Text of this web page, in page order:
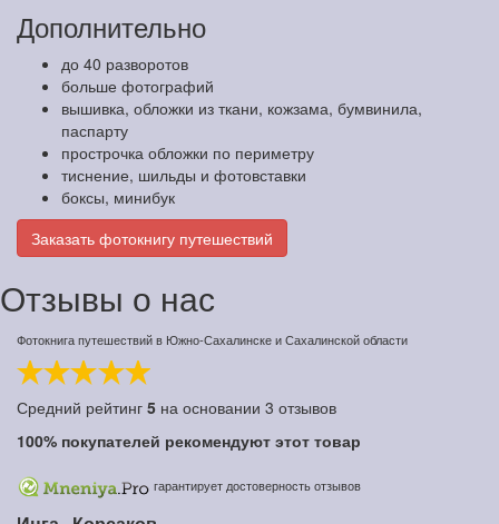
Дополнительно
до 40 разворотов
больше фотографий
вышивка, обложки из ткани, кожзама, бумвинила,
паспарту
прострочка обложки по периметру
тиснение, шильды и фотовставки
боксы, минибук
Заказать фотокнигу путешествий
Отзывы о нас
Фотокнига путешествий в Южно-Сахалинске и Сахалинской области
Средний рейтинг 5 на основании 3 отзывов
100% покупателей рекомендуют этот товар
гарантирует достоверность отзывов